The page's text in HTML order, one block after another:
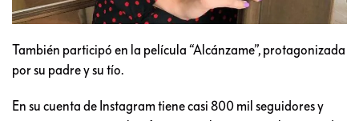
También participó en la película “Alcánzame”, protagonizada
por su padre y su tío.
En su cuenta de Instagram tiene casi 800 mil seguidores y